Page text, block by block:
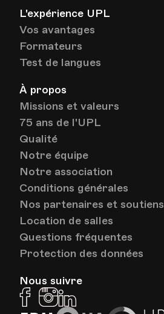
L'expérience UPL
Vos avantages
Formateurs
Test de langues
À propos
Missions et valeurs
75 ans de l'UPL
Qualité
Notre équipe
Notre association
Conditions générales
Nos partenaires et soutiens
Location de salles
Questions fréquentes
Protection des données
Nous suivre
FacebookInstagram